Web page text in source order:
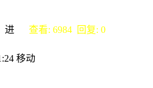
，进 查看: 6984 回复: 0
移动